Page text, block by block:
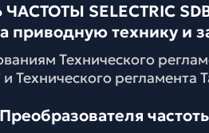
SELECTRIC
приводную технику и
Технического
Технического